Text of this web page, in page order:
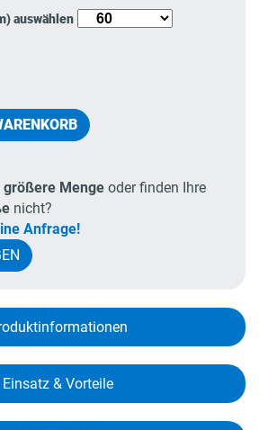
auswählen
größere Menge oder finden Ihre
nicht?
Anfrage!
Einsatz & Vorteile